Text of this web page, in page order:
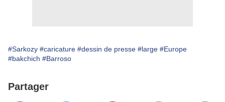
#Sarkozy #caricature #dessin de presse #large #Europe
#bakchich #Barroso
Partager